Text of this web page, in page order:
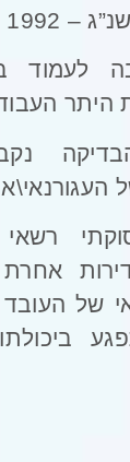
– 1992
לעמוד
היתר
של